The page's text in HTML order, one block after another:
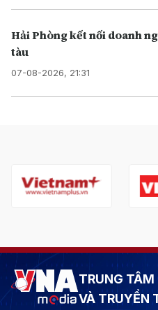
Hải Phòng kết nối doanh
tàu
07-08-2026, 21:31
TRUNG TÂM
VÀ TRUYỀN